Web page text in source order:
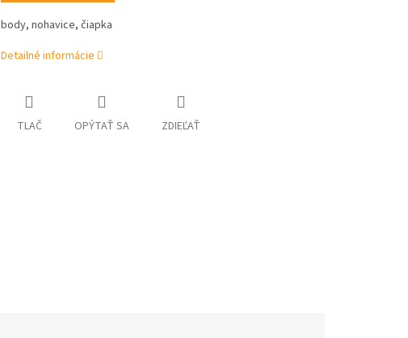
body, nohavice, čiapka
Detailné informácie
TLAČ OPÝTAŤ SA ZDIEĽAŤ